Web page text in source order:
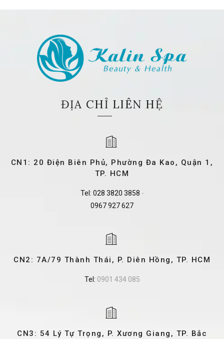
ĐỊA CHỈ LIÊN HỆ
CN1: 20 Điện Biên Phủ, Phường Đa Kao, Quận 1,
TP. HCM
Tel: 028 3820 3858 -
0967 927 627
CN2: 7A/79 Thành Thái, P. Diên Hồng, TP. HCM
Tel: 0901 434 085
CN3: 54 Lý Tự Trọng, P. Xương Giang, TP. Bắc